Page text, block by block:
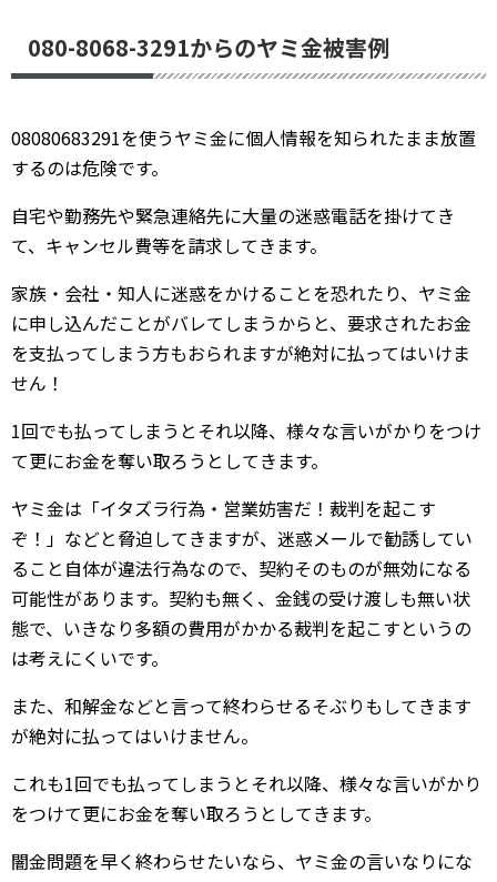
080-8068-3291からのヤミ金被害例
08080683291を使うヤミ金に個人情報を知られたまま放置
するのは危険です。
自宅や勤務先や緊急連絡先に大量の迷惑電話を掛けてき
て、キャンセル費等を請求してきます。
家族・会社・知人に迷惑をかけることを恐れたり、ヤミ金
に申し込んだことがバレてしまうからと、要求されたお金
を支払ってしまう方もおられますが絶対に払ってはいけま
せん！
1回でも払ってしまうとそれ以降、様々な言いがかりをつけ
て更にお金を奪い取ろうとしてきます。
ヤミ金は「イタズラ行為・営業妨害だ！裁判を起こす
ぞ！」などと脅迫してきますが、迷惑メールで勧誘してい
ること自体が違法行為なので、契約そのものが無効になる
可能性があります。契約も無く、金銭の受け渡しも無い状
態で、いきなり多額の費用がかかる裁判を起こすというの
は考えにくいです。
また、和解金などと言って終わらせるそぶりもしてきます
が絶対に払ってはいけません。
これも1回でも払ってしまうとそれ以降、様々な言いがかり
をつけて更にお金を奪い取ろうとしてきます。
闇金問題を早く終わらせたいなら、ヤミ金の言いなりにな